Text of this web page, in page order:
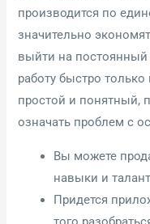
производится по
значительно
выйти на постоянный
работу быстро
простой и понятный,
означать проблем с
Вы можете
навыки и
Придется